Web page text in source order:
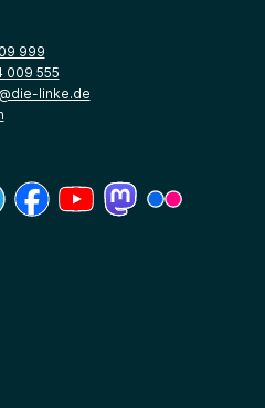
999
009 555
linke.de
Fenster)
neues Fenster)
öffnet ein neues Fenster)
(Link öffnet ein neues Fenster)
(Link öffnet ein neues Fenster)
(Link öffnet ein neues
(Link öffnet ein